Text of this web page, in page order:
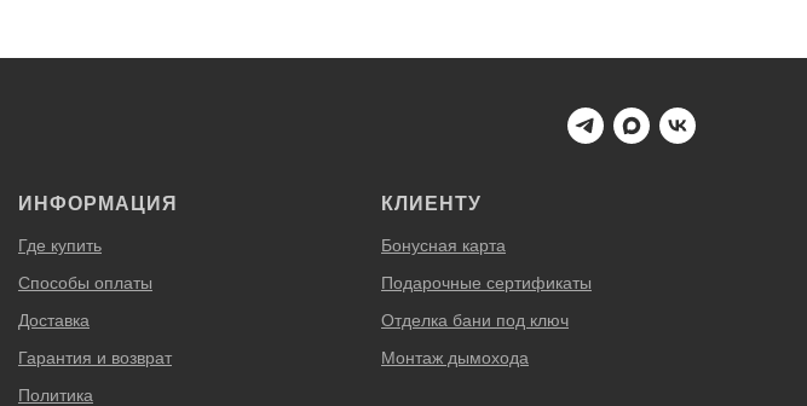
ИНФОРМАЦИЯ
Где купить
Способы оплаты
Доставка
Гарантия и возврат
Политика
КЛИЕНТУ
Бонусная карта
Подарочные сертификаты
Отделка бани под ключ
Монтаж дымохода